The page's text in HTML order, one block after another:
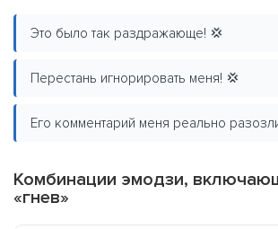
Это было так раздражающе! 💢
Перестань игнорировать меня! 💢
Его комментарий меня реально
Комбинации эмодзи,
«гнев»